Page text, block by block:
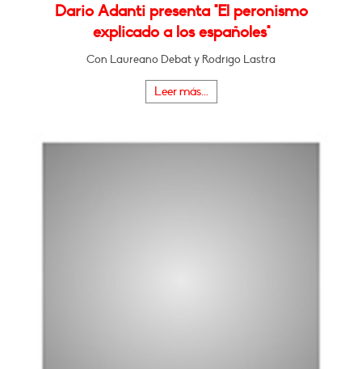
Dario Adanti presenta "El peronismo
explicado a los españoles"
Con Laureano Debat y Rodrigo Lastra
Leer más...